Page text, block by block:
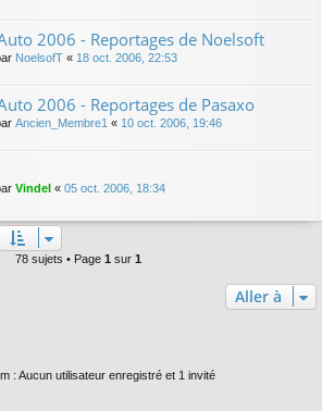
2006 - Reportages de Noelsoft
NoelsofT « 18 oct. 2006, 22:53
2006 - Reportages de Pasaxo
Ancien_Membre1 « 10 oct. 2006, 19:46
Vindel « 05 oct. 2006, 18:34
78 sujets • Page 1 sur 1
Aller à
: Aucun utilisateur enregistré et 1 invité